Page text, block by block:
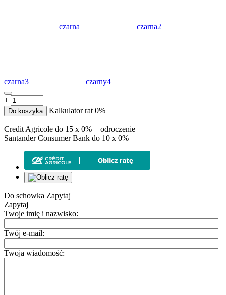
czarna czarna2
czarna3 czarny4
+ −
Do koszyka Kalkulator rat 0%
Credit Agricole do 15 x 0% + odroczenie
Santander Consumer Bank do 10 x 0%
Do schowka Zapytaj
Zapytaj
Twoje imię i nazwisko:
Twój e-mail:
Twoja wiadomość: